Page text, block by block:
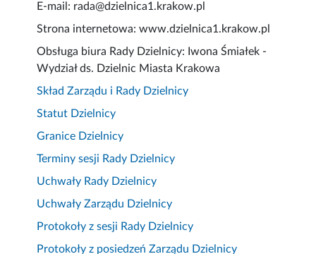
E-mail: rada@dzielnica1.krakow.pl
Strona internetowa: www.dzielnica1.krakow.pl
Obsługa biura Rady Dzielnicy: Iwona Śmiałek -
Wydział ds. Dzielnic Miasta Krakowa
Skład Zarządu i Rady Dzielnicy
Statut Dzielnicy
Granice Dzielnicy
Terminy sesji Rady Dzielnicy
Uchwały Rady Dzielnicy
Uchwały Zarządu Dzielnicy
Protokoły z sesji Rady Dzielnicy
Protokoły z posiedzeń Zarządu Dzielnicy